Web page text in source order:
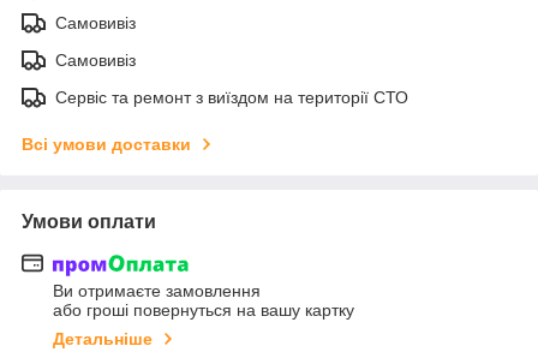
Самовивіз
Самовивіз
Сервіс та ремонт з виїздом на території СТО
Всі умови доставки
Умови оплати
Ви отримаєте замовлення
або гроші повернуться на вашу картку
Детальніше